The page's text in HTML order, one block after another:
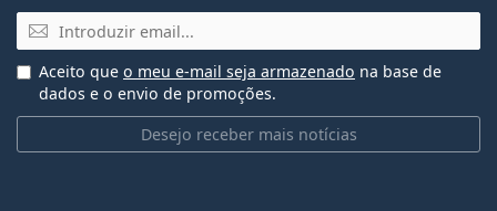
Email
Desejo receber mais notícias
Aceito que o meu e-mail seja armazenado na base de
dados e o envio de promoções.